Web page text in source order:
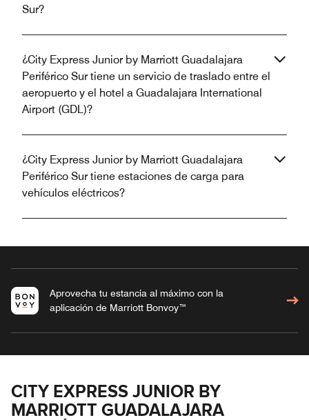
Sur?
¿City Express Junior by Marriott Guadalajara
Periférico Sur tiene un servicio de traslado entre el
aeropuerto y el hotel a Guadalajara International
Airport (GDL)?
¿City Express Junior by Marriott Guadalajara
Periférico Sur tiene estaciones de carga para
vehículos eléctricos?
Aprovecha tu estancia al máximo con la
aplicación de Marriott Bonvoy™
CITY EXPRESS JUNIOR BY
MARRIOTT GUADALAJARA